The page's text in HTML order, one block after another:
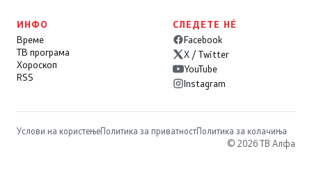
ИНФО
Време
ТВ програма
Хороскоп
RSS
СЛЕДЕТЕ НÉ
Facebook
X / Twitter
YouTube
Instagram
Услови на користењеПолитика за приватностПолитика за колачиња
© 2026 ТВ Алфа